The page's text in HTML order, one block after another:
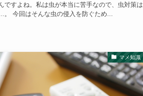
ですよね。私は虫が本当に苦手なので、虫対策は
今回はそんな虫の侵入を防ぐため...
マメ知識